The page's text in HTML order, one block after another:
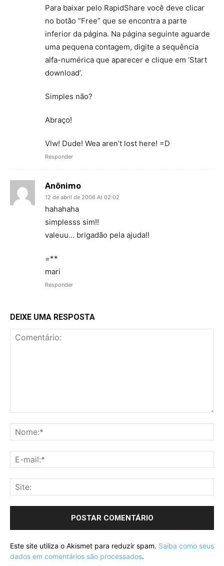
Para baixar pelo RapidShare você deve clicar
no botão “Free” que se encontra a parte
inferior da página. Na página seguinte aguarde
uma pequena contagem, digite a sequência
alfa-numérica que aparecer e clique em ‘Start
download’.
Simples não?
Abraço!
Vlw! Dude! Wea aren’t lost here! =D
Responder
Anônimo
12 de abril de 2006 At 02:02
hahahaha
simplesss sim!!
valeuu… brigadão pela ajuda!!
=**
mari
Responder
DEIXE UMA RESPOSTA
Este site utiliza o Akismet para reduzir spam. Saiba como seus
dados em comentários são processados.